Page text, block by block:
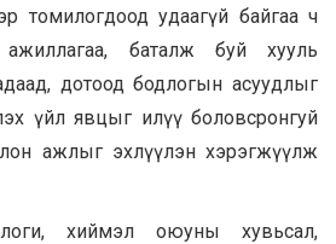
томилогдоод удаагүй байгаа ч
баталж буй хууль
дотоод бодлогын асуудлыг
үйл явцыг илүү боловсронгуй
ажлыг эхлүүлэн хэрэгжүүлж
хиймэл оюуны хувьсал,